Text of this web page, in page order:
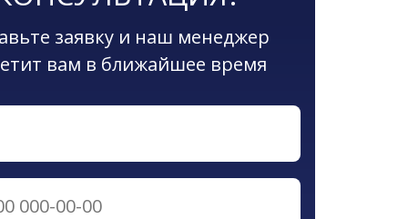
заявку и наш менеджер
вам в ближайшее время